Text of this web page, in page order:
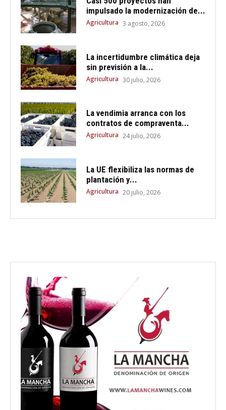
impulsado la modernización de...
Agricultura 3 agosto, 2026
La incertidumbre climática deja
sin previsión a la...
Agricultura 30 julio, 2026
La vendimia arranca con los
contratos de compraventa...
Agricultura 24 julio, 2026
La UE flexibiliza las normas de
plantación y...
Agricultura 20 julio, 2026